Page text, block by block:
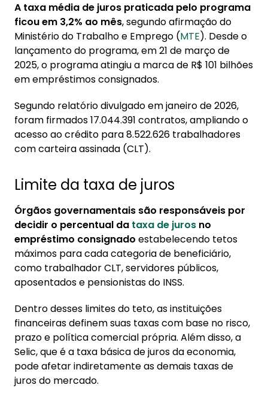
A taxa média de juros praticada pelo programa
ficou em 3,2% ao mês, segundo afirmação do
Ministério do Trabalho e Emprego (MTE). Desde o
lançamento do programa, em 21 de março de
2025, o programa atingiu a marca de R$ 101 bilhões
em empréstimos consignados.
Segundo relatório divulgado em janeiro de 2026,
foram firmados 17.044.391 contratos, ampliando o
acesso ao crédito para 8.522.626 trabalhadores
com carteira assinada (CLT).
Limite da taxa de juros
Órgãos governamentais são responsáveis por
decidir o percentual da taxa de juros no
empréstimo consignado estabelecendo tetos
máximos para cada categoria de beneficiário,
como trabalhador CLT, servidores públicos,
aposentados e pensionistas do INSS.
Dentro desses limites do teto, as instituições
financeiras definem suas taxas com base no risco,
prazo e política comercial própria. Além disso, a
Selic, que é a taxa básica de juros da economia,
pode afetar indiretamente as demais taxas de
juros do mercado.